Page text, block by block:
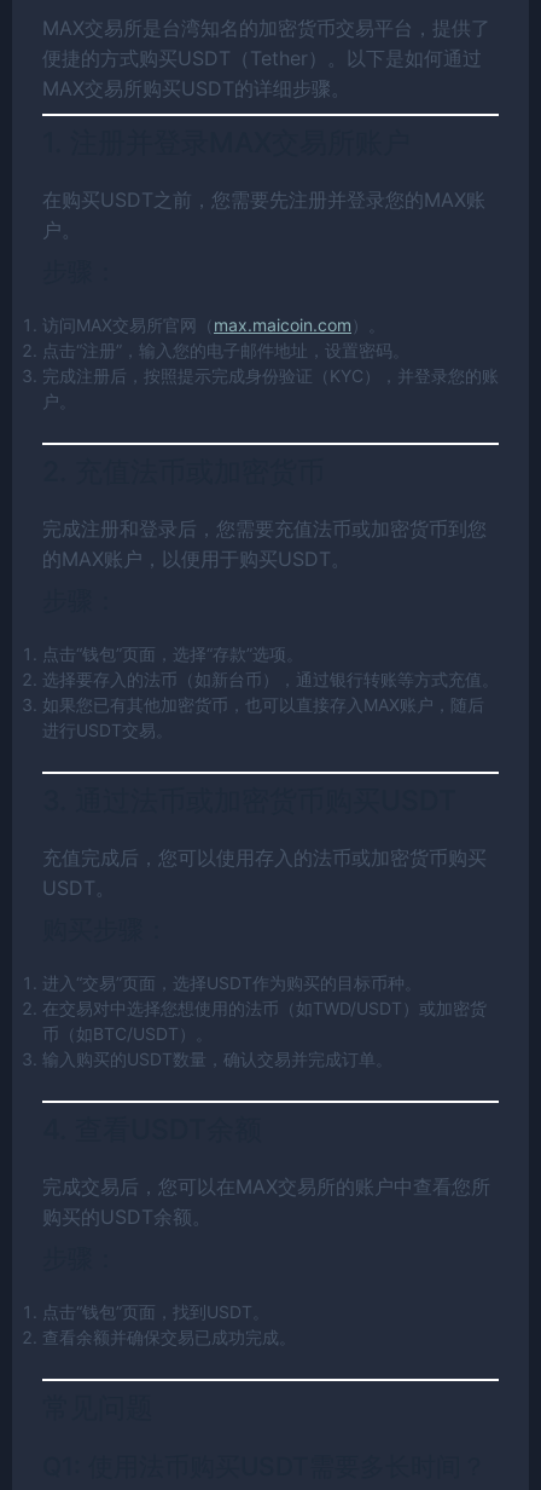
MAX交易所是台湾知名的加密货币交易平台，提供了
便捷的方式购买USDT（Tether）。以下是如何通过
MAX交易所购买USDT的详细步骤。
在购买USDT之前，您需要先注册并登录您的MAX账
户。
访问MAX交易所官网（ max.maicoin.com ）。
点击“注册”，输入您的电子邮件地址，设置密码。
完成注册后，按照提示完成身份验证（KYC），并登录您的账
户。
完成注册和登录后，您需要充值法币或加密货币到您
的MAX账户，以便用于购买USDT。
点击“钱包”页面，选择“存款”选项。
选择要存入的法币（如新台币），通过银行转账等方式充值。
如果您已有其他加密货币，也可以直接存入MAX账户，随后
进行USDT交易。
充值完成后，您可以使用存入的法币或加密货币购买
USDT。
进入“交易”页面，选择USDT作为购买的目标币种。
在交易对中选择您想使用的法币（如TWD/USDT）或加密货
币（如BTC/USDT）。
输入购买的USDT数量，确认交易并完成订单。
完成交易后，您可以在MAX交易所的账户中查看您所
购买的USDT余额。
点击“钱包”页面，找到USDT。
查看余额并确保交易已成功完成。